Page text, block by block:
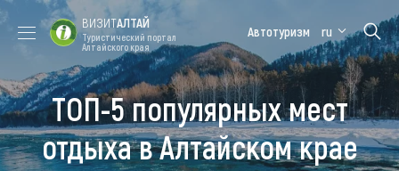
Форум VISIT
ALTAI
Цветение
маральника
Медицинский
форум
Алтайская
зимовка
Туры
ВИЗИТАЛТАЙ
Туристический портал
Алтайского края
Автотуризм ru
ТОП-5 популярных мест
отдыха в Алтайском крае